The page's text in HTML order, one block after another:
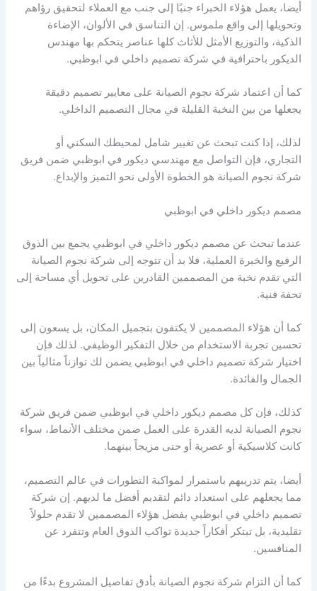
أيضا، يعمل هؤلاء الخبراء جنبًا إلى جنب مع العملاء لتحقيق رؤاهم
وتحويلها إلى واقع ملموس. إن التناسق في الألوان، الإضاءة
الذكية، والتوزيع الأمثل للأثاث كلها عناصر يتحكم بها مهندس
الديكور باحترافية في شركة تصميم داخلي في ابوظبي.
كما أن اعتماد شركة نجوم الصيانة على معايير تصميم دقيقة
يجعلها من بين النخبة القليلة في مجال التصميم الداخلي.
لذلك، إذا كنت تبحث عن تغيير شامل لمحيطك السكني أو
التجاري، فإن التواصل مع مهندسي ديكور في ابوظبي ضمن فريق
شركة نجوم الصيانة هو الخطوة الأولى نحو التميز والإبداع.
مصمم ديكور داخلي في ابوظبي
عندما تبحث عن مصمم ديكور داخلي في ابوظبي يجمع بين الذوق
الرفيع والخبرة العملية، فلا بد أن تتوجه إلى شركة نجوم الصيانة
التي تقدم نخبة من المصممين القادرين على تحويل أي مساحة إلى
تحفة فنية.
كما أن هؤلاء المصممين لا يكتفون بتجميل المكان، بل يسعون إلى
تحسين تجربة الاستخدام من خلال التفكير الوظيفي. لذلك فإن
اختيار شركة تصميم داخلي في ابوظبي يضمن لك توازناً مثالياً بين
الجمال والفائدة.
كذلك، فإن كل مصمم ديكور داخلي في ابوظبي ضمن فريق شركة
نجوم الصيانة لديه القدرة على العمل ضمن مختلف الأنماط، سواء
كانت كلاسيكية أو عصرية أو حتى مزيجاً بينهما.
أيضا، يتم تدريبهم باستمرار لمواكبة التطورات في عالم التصميم،
مما يجعلهم على استعداد دائم لتقديم أفضل ما لديهم. إن شركة
تصميم داخلي في ابوظبي بفضل هؤلاء المصممين لا تقدم حلولاً
تقليدية، بل تبتكر أفكاراً جديدة تواكب الذوق العام وتتفرد عن
المنافسين.
كما أن التزام شركة نجوم الصيانة بأدق تفاصيل المشروع بدءًا من